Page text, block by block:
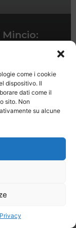
come i cookie
dispositivo. Il
dati come il
sito. Non
su alcune